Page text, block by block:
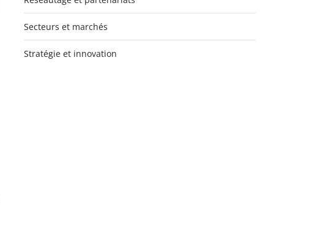
Secteurs et marchés
Stratégie et innovation